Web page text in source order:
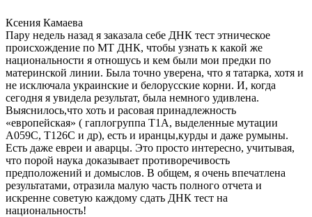
Ксения Камаева
Пару недель назад я заказала себе ДНК тест этническое
происхождение по МТ ДНК, чтобы узнать к какой же
национальности я отношусь и кем были мои предки по
материнской линии. Была точно уверена, что я татарка, хотя и
не исключала украинские и белорусские корни. И, когда
сегодня я увидела результат, была немного удивлена.
Выяснилось,что хоть и расовая принадлежность
«европейская» ( гаплогруппа T1A, выделенные мутации
A059C, T126C и др), есть и иранцы,курды и даже румыны.
Есть даже евреи и аварцы. Это просто интересно, учитывая,
что порой наука доказывает противоречивость
предположений и домыслов. В общем, я очень впечатлена
результатами, отразила малую часть полного отчета и
искренне советую каждому сдать ДНК тест на
национальность!